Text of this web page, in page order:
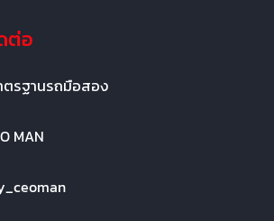
ต่อ
รฐานรถมือสอง
MAN